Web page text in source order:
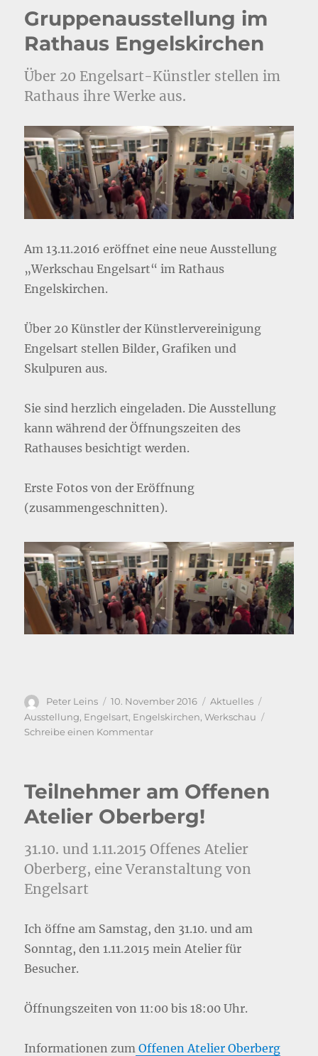
Gruppenausstellung im
Rathaus Engelskirchen
Über 20 Engelsart-Künstler stellen im
Rathaus ihre Werke aus.
Am 13.11.2016 eröffnet eine neue Ausstellung
„Werkschau Engelsart“ im Rathaus
Engelskirchen.
Über 20 Künstler der Künstlervereinigung
Engelsart stellen Bilder, Grafiken und
Skulpuren aus.
Sie sind herzlich eingeladen. Die Ausstellung
kann während der Öffnungszeiten des
Rathauses besichtigt werden.
Erste Fotos von der Eröffnung
(zusammengeschnitten).
Autor
Peter Leins
Veröffentlicht
am
10. November 2016 Kategorien
Aktuelles
Ausstellung, Engelsart, Engelskirchen,Werkschau
Schreibe einen Kommentarzu
Engelskirchen
Teilnehmer am Offenen
Atelier Oberberg!
31.10. und 1.11.2015 Offenes Atelier
Oberberg, eine Veranstaltung von
Engelsart
Ich öffne am Samstag, den 31.10. und am
Sonntag, den 1.11.2015 mein Atelier für
Besucher.
Öffnungszeiten von 11:00 bis 18:00 Uhr.
Informationen zum Offenen Atelier Oberberg